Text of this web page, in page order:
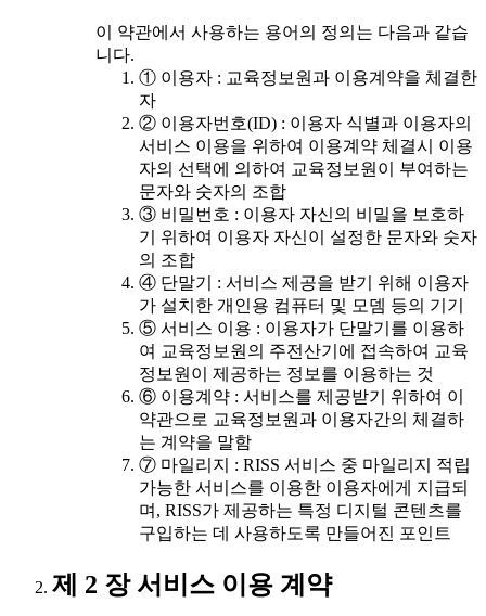
이 약관에서 사용하는 용어의 정의는 다음과 같습
니다.
① 이용자 : 교육정보원과 이용계약을 체결한
자
② 이용자번호(ID) : 이용자 식별과 이용자의
서비스 이용을 위하여 이용계약 체결시 이용
자의 선택에 의하여 교육정보원이 부여하는
문자와 숫자의 조합
③ 비밀번호 : 이용자 자신의 비밀을 보호하
기 위하여 이용자 자신이 설정한 문자와 숫자
의 조합
④ 단말기 : 서비스 제공을 받기 위해 이용자
가 설치한 개인용 컴퓨터 및 모뎀 등의 기기
⑤ 서비스 이용 : 이용자가 단말기를 이용하
여 교육정보원의 주전산기에 접속하여 교육
정보원이 제공하는 정보를 이용하는 것
⑥ 이용계약 : 서비스를 제공받기 위하여 이
약관으로 교육정보원과 이용자간의 체결하
는 계약을 말함
⑦ 마일리지 : RISS 서비스 중 마일리지 적립
가능한 서비스를 이용한 이용자에게 지급되
며, RISS가 제공하는 특정 디지털 콘텐츠를
구입하는 데 사용하도록 만들어진 포인트
제 2 장 서비스 이용 계약